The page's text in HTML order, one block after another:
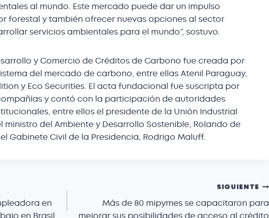
al mundo. Este mercado puede dar un impulso
forestal y también ofrecer nuevas opciones al sector
servicios ambientales para el mundo”, sostuvo.
y Comercio de Créditos de Carbono fue creada por
del mercado de carbono, entre ellas Atenil Paraguay,
y Eco Securities. El acta fundacional fue suscripta por
y contó con la participación de autoridades
entre ellos el presidente de la Unión Industrial
ministro del Ambiente y Desarrollo Sostenible, Rolando de
Gabinete Civil de la Presidencia, Rodrigo Maluff.
en
en Brasil
SIGUIENTE
Más de 80 mipymes se capacitaron para
mejorar sus posibilidades de acceso al crédito